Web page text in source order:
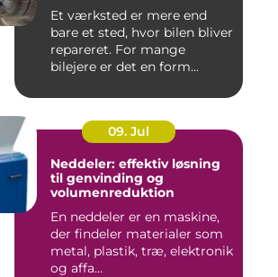
Et værksted er mere end
bare et sted, hvor bilen bliver
repareret. For mange
bilejere er det en form...
09. Jul
Neddeler: effektiv løsning
til genvinding og
volumenreduktion
En neddeler er en maskine,
der findeler materialer som
metal, plastik, træ, elektronik
og affa...